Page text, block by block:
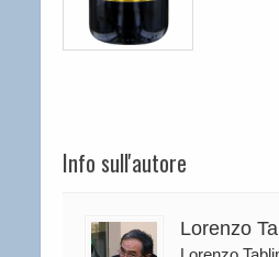
Info sull'autore
Lorenzo